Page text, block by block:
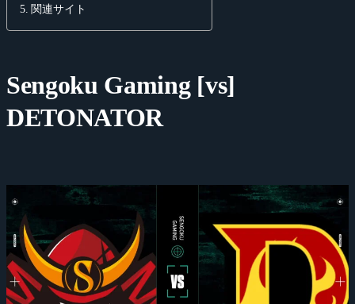
関連サイト
Sengoku Gaming [vs]
DETONATOR